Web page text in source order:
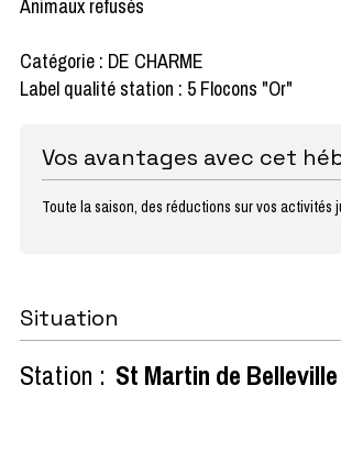
Animaux refusés
Catégorie : DE CHARME
Label qualité station : 5 Flocons "Or"
Vos avantages avec cet
Toute la saison, des réductions sur vos activités
Situation
Station : St Martin de Belleville